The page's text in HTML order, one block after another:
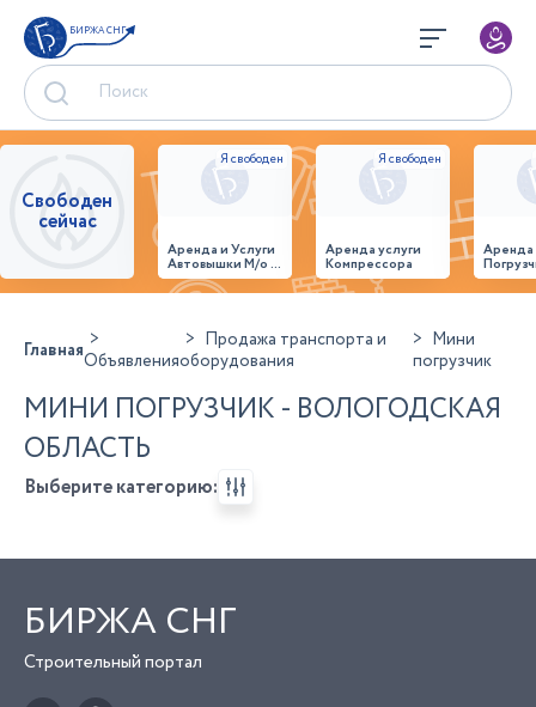
БИРЖА СНГ
Свободен
сейчас
Аренда и Услуги
Автовышки М/о г.
Домодедово
26,28,32 место
Аренда услуги
Компрессора
ГлавнаяОбъявления
Продажа транспорта и
оборудования
Мини
погрузчик
МИНИ ПОГРУЗЧИК - ВОЛОГОДСКАЯ
ОБЛАСТЬ
Выберите категорию:
БИРЖА СНГ
Строительный портал